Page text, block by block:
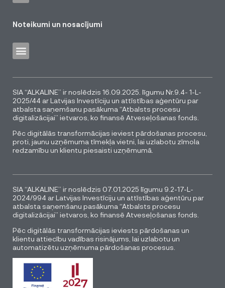
Noteikumi un nosacījumi
SIA “ALKALINE” ir noslēdzis 16.09.2025. līgumu Nr.9.4- 1-L-
2025/44 ar Latvijas Investīciju un attīstības aģentūru par
atbalsta saņemšanu pasākuma “Atbalsts procesu
digitalizācijai” ietvaros, ko finansē Atveseļošanas fonds.
Pēc digitālās transformācijas ieviest pārdošanas procesu,
proti, jaunu uzņēmuma tīmekļa vietni, lai uzlabotu zīmola
redzamību un klientu piesaisti uzņēmumā.
SIA “ALKALINE” ir noslēdzis 07.01.2025 līgumu 9.2-17-L-
2024/994 ar Latvijas Investīciju un attīstības aģentūru par
atbalsta saņemšanu pasākuma “Atbalsts procesu
digitalizācijai” ietvaros, ko finansē Atveseļošanas fonds.
Pēc digitālās transformācijas ieviests pārdošanas un
klientu attiecību vadības risinājums, lai uzlabotu un
automatizētu uzņēmuma pārdošanas procesus.